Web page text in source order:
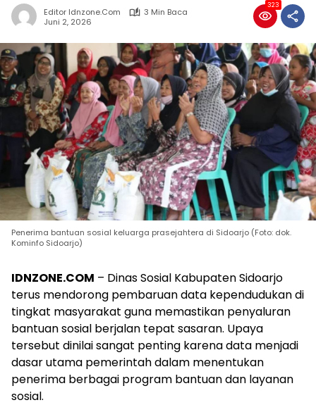
Editor Idnzone.com
3 Min Baca
Juni 2, 2026
323
Penerima bantuan sosial keluarga prasejahtera di Sidoarjo (Foto: dok.
Kominfo Sidoarjo)
IDNZONE.COM – Dinas Sosial Kabupaten Sidoarjo
terus mendorong pembaruan data kependudukan di
tingkat masyarakat guna memastikan penyaluran
bantuan sosial berjalan tepat sasaran. Upaya
tersebut dinilai sangat penting karena data menjadi
dasar utama pemerintah dalam menentukan
penerima berbagai program bantuan dan layanan
sosial.